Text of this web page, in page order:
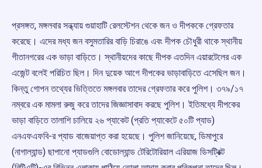
প্রসঙ্গত, মঙ্গলবার সন্ধ্যায় গুয়াহাটি রেলস্টেশন থেকে জন ও দীপককে গ্রেফতার
করেছে। এদের মধ্য জন বসুমতারির বাড়ি চিরাঙে এবং দীপক চৌধুরী থাকে স্থানীয়
গীতানগরের এক ভাড়া বাড়িতে। স্থানীয়দের কাছে দীপক এতদিন এয়ারটেলের এক
এজেন্ট বলেই পরিচিত ছিল। দিন দুয়েক আগে দীপকের ভাড়াবাড়িতে এসেছিল জন।
কিন্তু গোপন তথ্যের ভিত্তিতে মঙ্গলবার তাদের গ্রেফতার করে পুলিশ। ৩৭৯/১৭
নম্বরে এক মামলা রুজু করে তাদের জিজ্ঞাসাবাদ করছে পুলিশ। ইতিমধ্যে দীপকের
ভাড়া বাড়িতে তালাশি চালিয়ে ২৬ প্যাকেট (প্রতি প্যাকেটে ৫০টি প্যাড)
এনএফএফবি-র প্যাড বাজেয়াপ্ত করা হয়েছে। পুলিশ জানিয়েছে, ডিমাপুরে
(নাগাল্যান্ড) ছাপানো প্যাডগুলি বোডোল্যান্ড টেরিটোরিয়াল এরিয়াজ ডিসট্রিক্ট